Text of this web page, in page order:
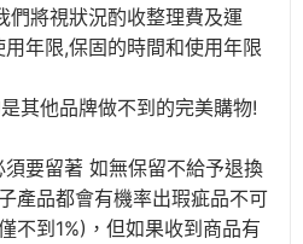
們將視狀況酌收整理費及運
年限,保固的時間和使用年限
其他品牌做不到的完美購物!
要留著 如無保留不給予退換
產品都會有機率出瑕疵品不可
不到1%)，但如果收到商品有